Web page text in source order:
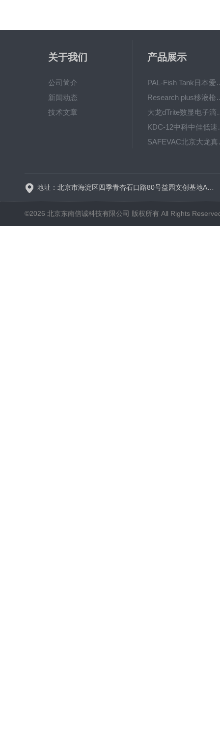
关于我们
公司简介
新闻动态
技术文章
产品展示
PAL-Fish Tank
Research plus
大龙dTrite
KDC-
©2026 北京东南信诚科技有限公司 版权所有 All Rights